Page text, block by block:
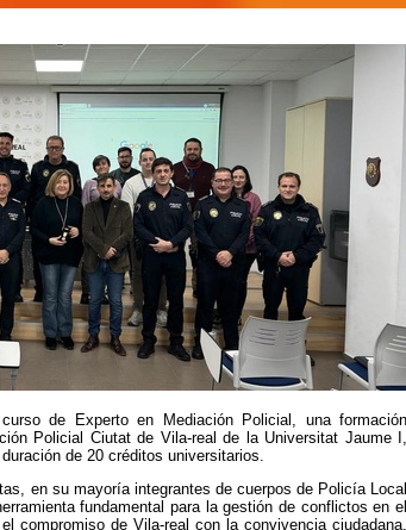
de Experto en Mediación Policial, una formación
Policial Ciutat de Vila-real de la Universitat Jaume I,
de 20 créditos universitarios.
en su mayoría integrantes de cuerpos de Policía Local
fundamental para la gestión de conflictos en el
compromiso de Vila-real con la convivencia ciudadana,